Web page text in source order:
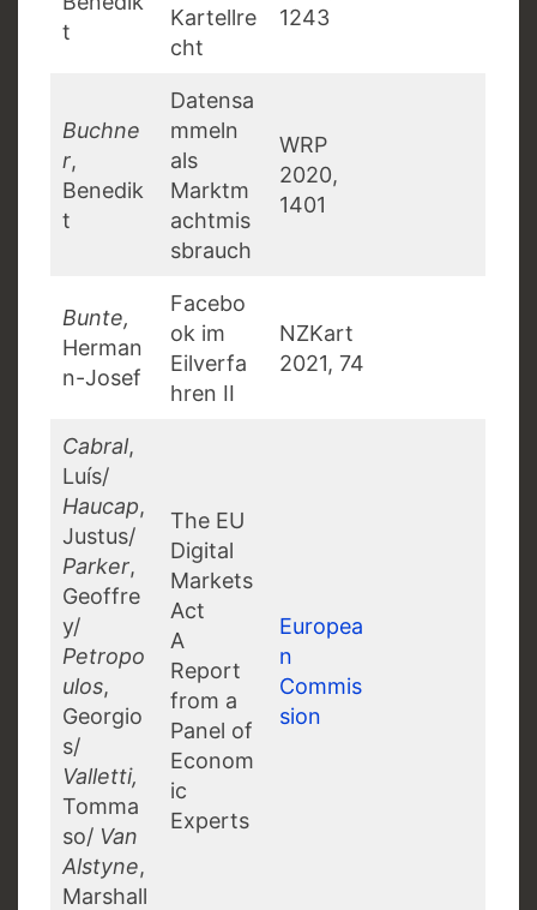
t
Kartellre
cht
1243
Buchne
r,
Benedik
t
Datensa
mmeln
als
Marktm
achtmis
sbrauch
WRP
2020,
1401
Bunte,
Herman
n-Josef
Facebo
ok im
Eilverfa
hren II
NZKart
2021, 74
Cabral,
Luís/
Haucap,
Justus/
Parker,
Geoffre
y/
Petropo
ulos,
Georgio
s/
Valletti,
Tomma
so/ Van
Alstyne,
Marshall
The EU
Digital
Markets
Act
A
Report
from a
Panel of
Econom
ic
Experts
Europea
n
Commis
sion